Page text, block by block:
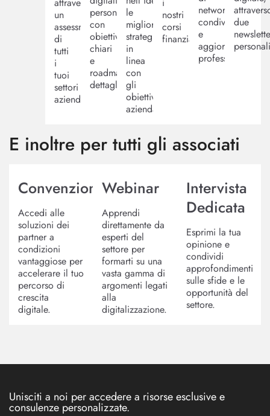
un
assessment
di
tutti
i
tuoi
settori
aziendali.
personalizzato
con
obiettivi
chiari
e
roadmap
dettagliate.
le
migliori
strategie
in
linea
con
gli
obiettivi
aziendali.
nostri
corsi
finanziati.
networking,
condivisione
e
aggiornamento
professionale.
due
E inoltre per tutti gli associati
Convenzioni
Accedi alle
soluzioni dei
partner a
condizioni
vantaggiose per
accelerare il tuo
percorso di
crescita
digitale.
Webinar
Apprendi
direttamente da
esperti del
settore per
formarti su una
vasta gamma di
argomenti legati
alla
digitalizzazione.
Intervista
Dedicata
Esprimi la tua
opinione e
condividi
approfondimenti
sulle sfide e le
opportunità del
settore.
Unisciti a noi per accedere a risorse esclusive e
consulenze personalizzate.